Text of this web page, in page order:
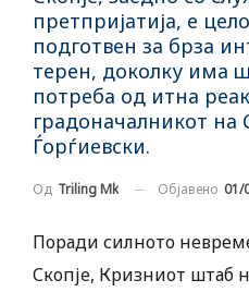
претпријатија, е
подготвен за брза
терен, доколку има
потреба од итна
градоначалникот на
Ѓорѓиевски.
Од Triling Mk Објавено 01/
Поради силното
Скопје, Кризниот штаб